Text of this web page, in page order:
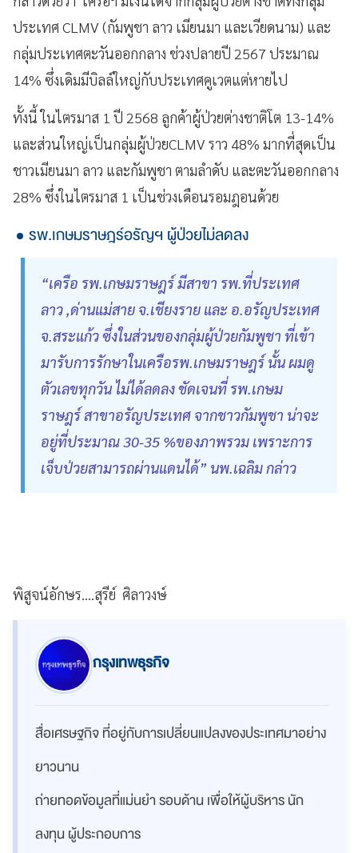
ประเทศ CLMV (กัมพูชา ลาว เมียนมา และเวียดนาม) และ
กลุ่มประเทศตะวันออกกลาง ช่วงปลายปี 2567 ประมาณ
14% ซึ่งเดิมมีบิลล์ใหญ่กับประเทศคูเวตแต่หายไป
ทั้งนี้ ในไตรมาส 1 ปี 2568 ลูกค้าผู้ป่วยต่างชาติโต 13-14%
และส่วนใหญ่เป็นกลุ่มผู้ป่วยCLMV ราว 48% มากที่สุดเป็น
ชาวเมียนมา ลาว และกัมพูชา ตามลำดับ และตะวันออกกลาง
28% ซึ่งในไตรมาส 1 เป็นช่วงเดือนรอมฎอนด้วย
รพ.เกษมราษฎร์อรัญฯ ผู้ป่วยไม่ลดลง
“เครือ รพ.เกษมราษฎร์ มีสาขา รพ.ที่ประเทศ
ลาว ,ด่านแม่สาย จ.เชียงราย และ อ.อรัญประเทศ
จ.สระแก้ว ซึ่งในส่วนของกลุ่มผู้ป่วยกัมพูชา ที่เข้า
มารับการรักษาในเครือรพ.เกษมราษฎร์ นั้น ผมดู
ตัวเลขทุกวัน ไม่ได้ลดลง ชัดเจนที่ รพ.เกษม
ราษฎร์ สาขาอรัญประเทศ จากชาวกัมพูชา น่าจะ
อยู่ที่ประมาณ 30-35 %ของภาพรวม เพราะการ
เจ็บป่วยสามารถผ่านแดนได้” นพ.เฉลิม กล่าว
พิสูจน์อักษร....สุรีย์ ศิลาวงษ์
กรุงเทพธุรกิจ
สื่อเศรษฐกิจ ที่อยู่กับการเปลี่ยนแปลงของประเทศมาอย่าง
ยาวนาน
ถ่ายทอดข้อมูลที่แม่นยำ รอบด้าน เพื่อให้ผู้บริหาร นัก
ลงทุน ผู้ประกอบการ